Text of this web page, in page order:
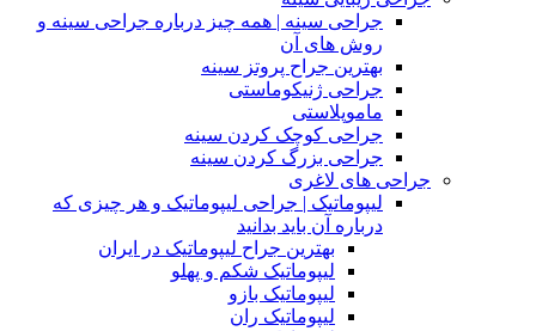
جراحی سینه | همه چیز درباره جراحی سینه و
روش های آن
بهترین جراح پروتز سینه
جراحی ژنیکوماستی
ماموپلاستی
جراحی کوچک کردن سینه
جراحی بزرگ کردن سینه
جراحی های لاغری
لیپوماتیک | جراحی لیپوماتیک و هر چیزی که
درباره آن باید بدانید
بهترین جراح لیپوماتیک در ایران
لیپوماتیک شکم و پهلو
لیپوماتیک بازو
لیپوماتیک ران